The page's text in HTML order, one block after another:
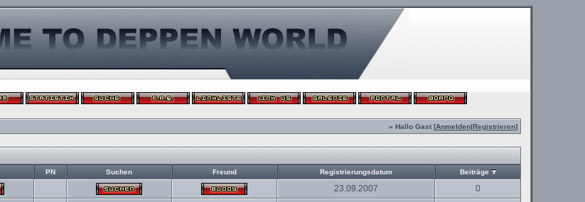
» Hallo Gast [Anmelden|Registrieren]
PN Suchen Freund Registrierungsdatum Beiträge
23.09.2007
0